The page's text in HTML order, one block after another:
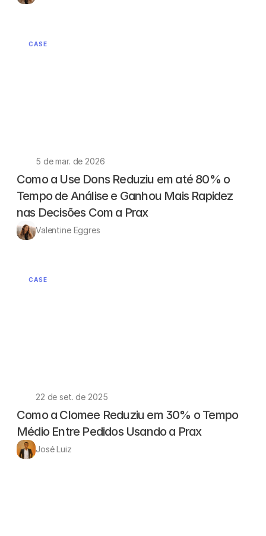
CASE
5 de mar. de 2026
Como a Use Dons Reduziu em até 80% o
Tempo de Análise e Ganhou Mais Rapidez
nas Decisões Com a Prax
Valentine Eggres
CASE
22 de set. de 2025
Como a Clomee Reduziu em 30% o Tempo
Médio Entre Pedidos Usando a Prax
José Luiz